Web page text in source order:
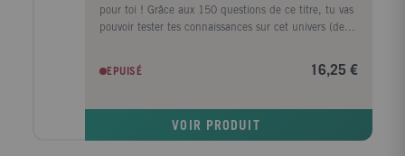
pour toi ! Grâce aux 150 questions de ce titre, tu vas
pouvoir tester tes connaissances sur cet univers (de
saga Star Wars ? Qui est le père de Luke Skywalker ?
Qui est Watto ? Pourquoi Finn a-t-il quitté le Premier
EPUISÉ 16,25 €
VOIR PRODUIT